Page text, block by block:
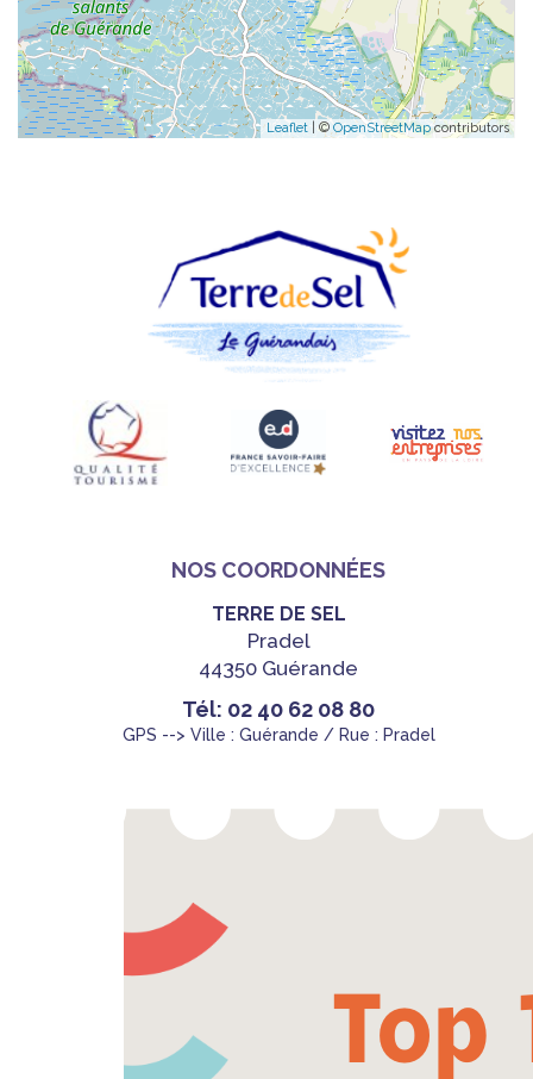
Leaflet | © OpenStreetMapcontributors
NOS COORDONNÉES
TERRE DE SEL
Pradel
44350 Guérande
Tél: 02 40 62 08 80
GPS --> Ville : Guérande / Rue : Pradel